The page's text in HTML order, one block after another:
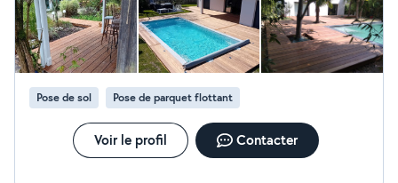
Pose de sol Pose de parquet flottant
Voir le profil Contacter